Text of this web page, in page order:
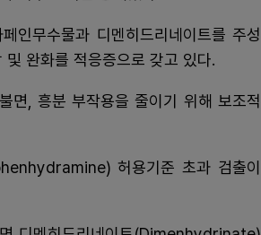
인무수물과 디멘히드리네이트를 주성
및 완화를 적응증으로 갖고 있다.
면, 흥분 부작용을 줄이기 위해 보조적
허용기준 초과 검출이